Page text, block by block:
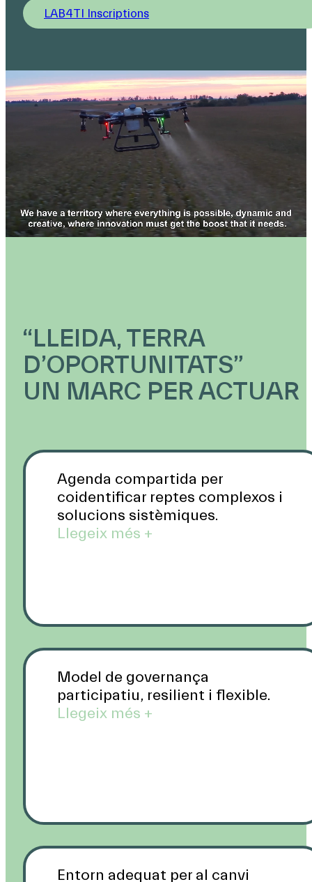
LAB4TI Inscriptions
“LLEIDA, TERRA
D’OPORTUNITATS”
UN MARC PER ACTUAR
Agenda compartida per
coidentificar reptes complexos i
solucions sistèmiques.
Llegeix més +
Model de governança
participatiu, resilient i flexible.
Llegeix més +
Entorn adequat per al canvi